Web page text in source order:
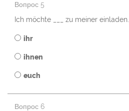
Вопрос 5
Ich möchte ___ zu meiner einladen.
ihr
ihnen
euch
Вопрос 6